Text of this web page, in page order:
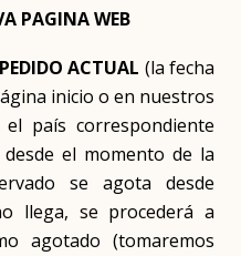
PAGINA WEB
PEDIDO ACTUAL (la fecha
inicio o en nuestros
país correspondiente
el momento de la
se agota desde
llega, se procederá a
agotado (tomaremos